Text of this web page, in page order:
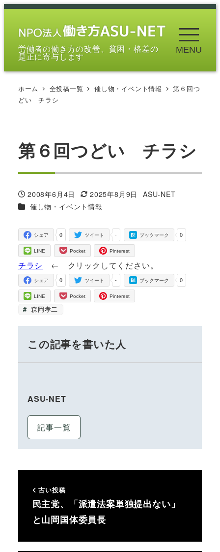
メ
労働者の働き方の改善、貧困・格差の
是正に寄与します
MENU
ホーム 全投稿一覧 催し物・イベント情報
第６回つ
どい チラシ
第６回つどい チラシ
投稿日
2008年6月4日
更新日
2025年8月9日
著
ASU-NET
カテゴリー
催し物・イベント情報
0
シェア -
ツイート 0
ブックマーク
LINE Pocket Pinterest
チラシ ← クリックしてください。
0
シェア -
ツイート 0
ブックマーク
LINE Pocket Pinterest
森岡孝二
この記事を書いた人
ASU-NET
記事一覧
古い投稿
民主党、「派遣法案単独提出ない」
と山岡国体委員長